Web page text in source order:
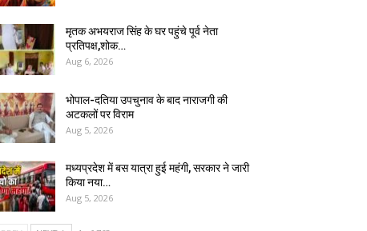
मृतक अभयराज सिंह के घर पहुंचे पूर्व नेता
प्रतिपक्ष,शोक…
Aug 6, 2026
भोपाल-दतिया उपचुनाव के बाद नाराजगी की
अटकलों पर विराम
Aug 5, 2026
मध्यप्रदेश में बस यात्रा हुई महंगी, सरकार ने जारी
किया नया…
Aug 5, 2026